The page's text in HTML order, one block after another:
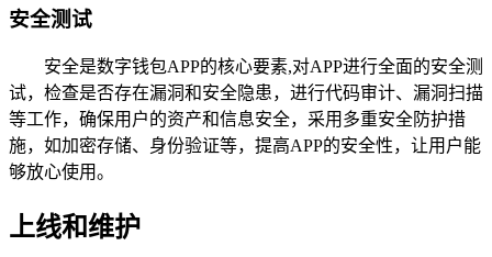
安全测试
安全是数字钱包APP的核心要素,对APP进行全面的安全测
试，检查是否存在漏洞和安全隐患，进行代码审计、漏洞扫描
等工作，确保用户的资产和信息安全，采用多重安全防护措
施，如加密存储、身份验证等，提高APP的安全性，让用户能
够放心使用。
上线和维护